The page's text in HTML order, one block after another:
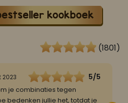
kookboek
(1801)
2023 5/5
je combinaties tegen
bedenken jullie het, totdat je